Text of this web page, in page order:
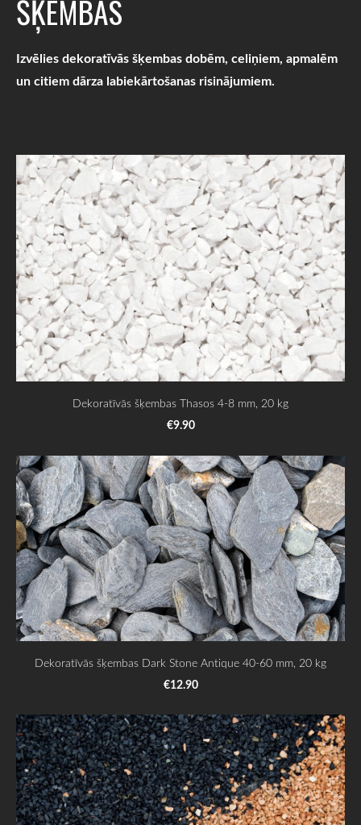
ŠĶEMBAS
Izvēlies dekoratīvās šķembas dobēm, celiņiem, apmalēm
un citiem dārza labiekārtošanas risinājumiem.
Dekoratīvās šķembas Thasos 4-8 mm, 20 kg
€9.90
Dekoratīvās šķembas Dark Stone Antique 40-60 mm, 20 kg
€12.90